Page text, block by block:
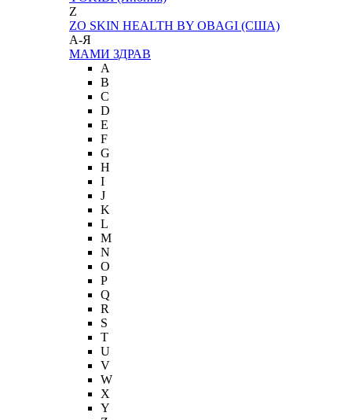
Z
ZO SKIN HEALTH BY OBAGI (США)
А-Я
МАМИ ЗДРАВ
A
B
C
D
E
F
G
H
I
J
K
L
M
N
O
P
Q
R
S
T
U
V
W
X
Y